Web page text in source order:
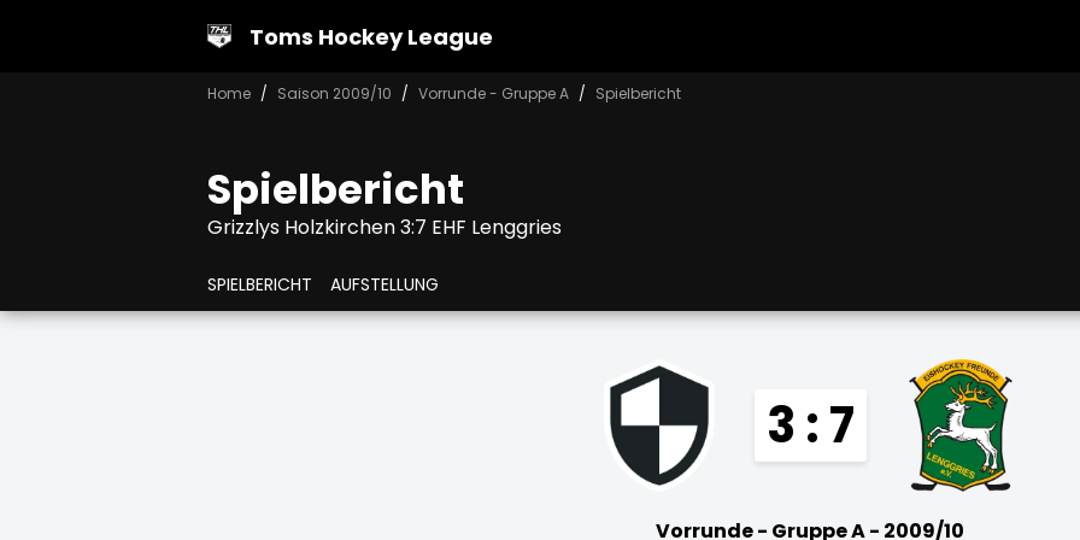
Toms Hockey League
Home Saison 2009/10 Vorrunde - Gruppe A Spielbericht
Spielbericht
Grizzlys Holzkirchen 3:7 EHF Lenggries
SPIELBERICHT AUFSTELLUNG
3 : 7
Vorrunde - Gruppe A - 2009/10